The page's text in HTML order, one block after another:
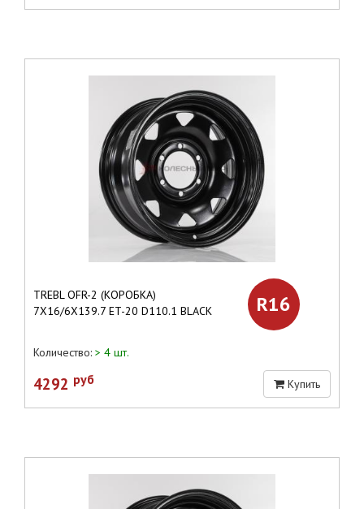
TREBL OFR-2 (КОРОБКА)
7X16/6X139.7 ET-20 D110.1 BLACK
R16
Количество: > 4 шт.
4292 руб Купить